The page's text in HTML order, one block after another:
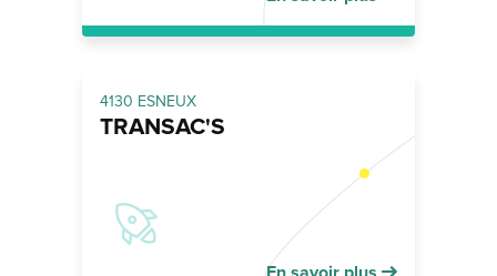
4130 ESNEUX
TRANSAC'S